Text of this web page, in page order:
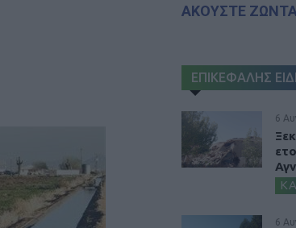
ΑΚΟΥΣΤΕ
ΕΠΙΚΕΦΑΛΗΣ
6
6